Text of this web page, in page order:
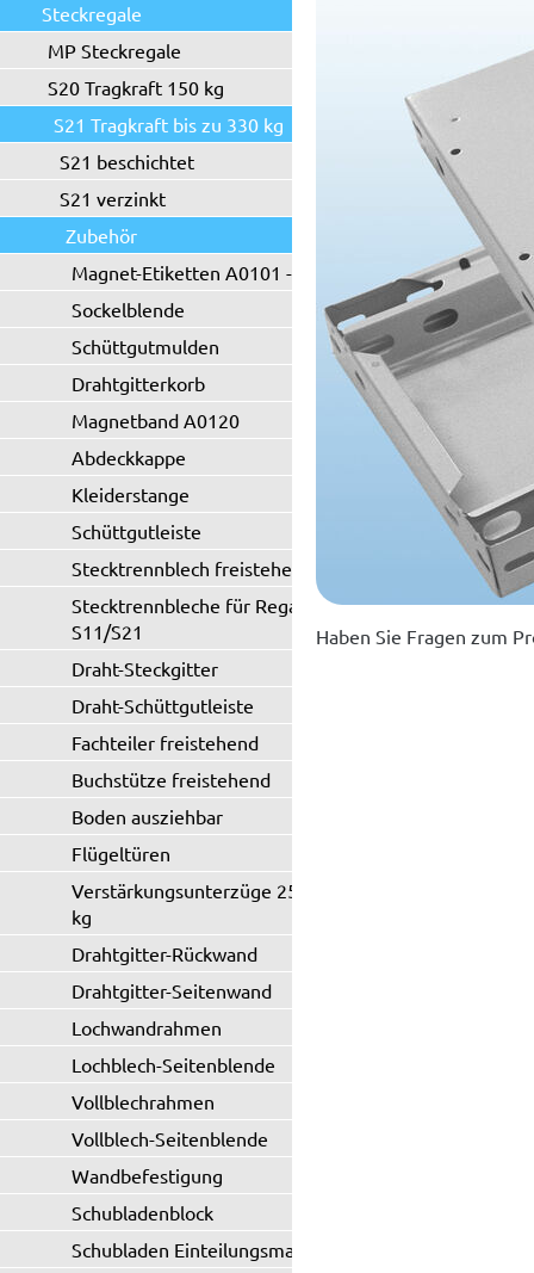
Steckregale
MP Steckregale
S20 Tragkraft 150 kg
S21 Tragkraft bis zu 330 kg
S21 beschichtet
S21 verzinkt
Zubehör
Magnet-Etiketten A0101 - A0102
Sockelblende
Schüttgutmulden
Drahtgitterkorb
Magnetband A0120
Abdeckkappe
Kleiderstange
Schüttgutleiste
Stecktrennblech freistehend
Stecktrennbleche für Regaltyp
S11/S21
Draht-Steckgitter
Draht-Schüttgutleiste
Fachteiler freistehend
Buchstütze freistehend
Boden ausziehbar
Flügeltüren
Verstärkungsunterzüge 250 / 330
kg
Drahtgitter-Rückwand
Drahtgitter-Seitenwand
Lochwandrahmen
Lochblech-Seitenblende
Vollblechrahmen
Vollblech-Seitenblende
Wandbefestigung
Schubladenblock
Schubladen Einteilungsmaterial
Haben Sie Fragen zum